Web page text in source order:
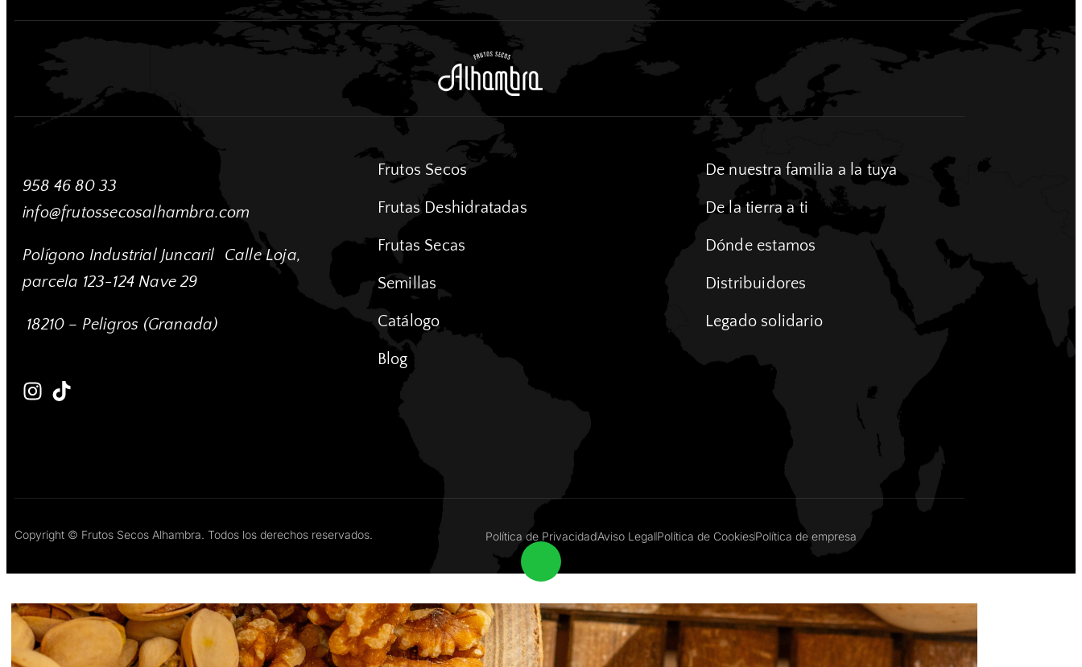
958 46 80 33
info@frutossecosalhambra.com
Polígono Industrial Juncaril Calle Loja,
parcela 123-124 Nave 29
18210 – Peligros (Granada)
Frutos Secos
Frutas Deshidratadas
Frutas Secas
Semillas
Catálogo
Blog
De nuestra familia a la tuya
De la tierra a ti
Dónde estamos
Distribuidores
Legado solidario
Copyright © Frutos Secos Alhambra. Todos los derechos reservados. Política de PrivacidadAviso LegalPolítica de CookiesPolítica de empresa